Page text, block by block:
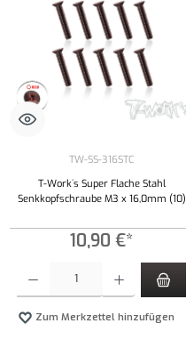
TW-SS-316STC
T-Work´s Super Flache Stahl
Senkkopfschraube M3 x 16,0mm (10)
10,90 €*
Zum Merkzettel hinzufügen